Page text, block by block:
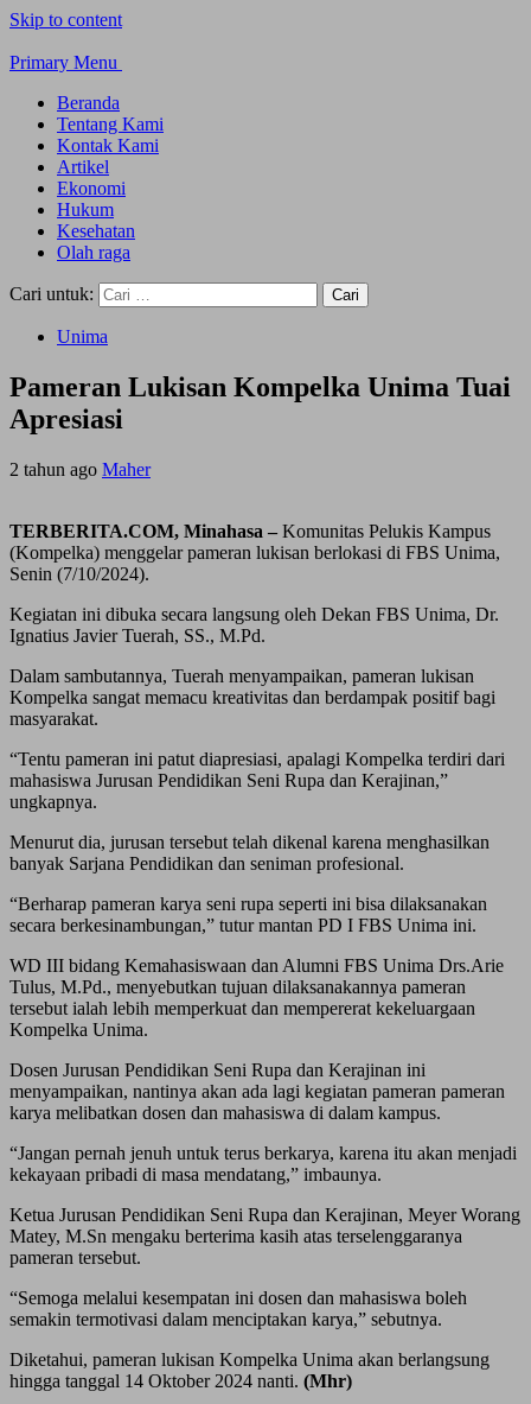
Skip to content
Primary Menu
Beranda
Tentang Kami
Kontak Kami
Artikel
Ekonomi
Hukum
Kesehatan
Olah raga
Cari untuk:
Unima
Pameran Lukisan Kompelka Unima Tuai
Apresiasi
2 tahun ago Maher
TERBERITA.COM, Minahasa – Komunitas Pelukis Kampus
(Kompelka) menggelar pameran lukisan berlokasi di FBS Unima,
Senin (7/10/2024).
Kegiatan ini dibuka secara langsung oleh Dekan FBS Unima, Dr.
Ignatius Javier Tuerah, SS., M.Pd.
Dalam sambutannya, Tuerah menyampaikan, pameran lukisan
Kompelka sangat memacu kreativitas dan berdampak positif bagi
masyarakat.
“Tentu pameran ini patut diapresiasi, apalagi Kompelka terdiri dari
mahasiswa Jurusan Pendidikan Seni Rupa dan Kerajinan,”
ungkapnya.
Menurut dia, jurusan tersebut telah dikenal karena menghasilkan
banyak Sarjana Pendidikan dan seniman profesional.
“Berharap pameran karya seni rupa seperti ini bisa dilaksanakan
secara berkesinambungan,” tutur mantan PD I FBS Unima ini.
WD III bidang Kemahasiswaan dan Alumni FBS Unima Drs.Arie
Tulus, M.Pd., menyebutkan tujuan dilaksanakannya pameran
tersebut ialah lebih memperkuat dan mempererat kekeluargaan
Kompelka Unima.
Dosen Jurusan Pendidikan Seni Rupa dan Kerajinan ini
menyampaikan, nantinya akan ada lagi kegiatan pameran pameran
karya melibatkan dosen dan mahasiswa di dalam kampus.
“Jangan pernah jenuh untuk terus berkarya, karena itu akan menjadi
kekayaan pribadi di masa mendatang,” imbaunya.
Ketua Jurusan Pendidikan Seni Rupa dan Kerajinan, Meyer Worang
Matey, M.Sn mengaku berterima kasih atas terselenggaranya
pameran tersebut.
“Semoga melalui kesempatan ini dosen dan mahasiswa boleh
semakin termotivasi dalam menciptakan karya,” sebutnya.
Diketahui, pameran lukisan Kompelka Unima akan berlangsung
hingga tanggal 14 Oktober 2024 nanti. (Mhr)